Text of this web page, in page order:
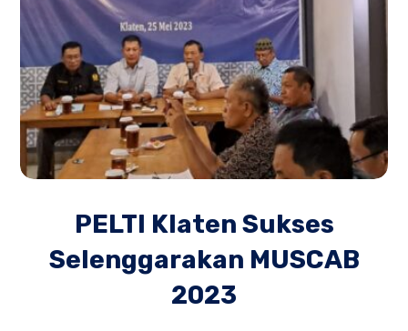
PELTI Klaten Sukses
Selenggarakan MUSCAB
2023